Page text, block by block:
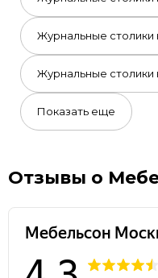
Журнальные столики
Журнальные столики
Показать еще
Отзывы о